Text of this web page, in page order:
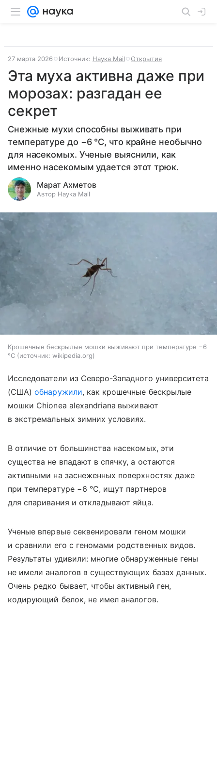
27 марта 2026 Источник: Наука Mail Открытия
Эта муха активна даже при
морозах: разгадан ее
секрет
Снежные мухи способны выживать при
температуре до −6 °C, что крайне необычно
для насекомых. Ученые выяснили, как
именно насекомым удается этот трюк.
Марат Ахметов
Автор Наука Mail
Крошечные бескрылые мошки выживают при температуре −6
°C
источник: wikipedia.org
Исследователи из Северо-Западного университета
(США)обнаружили, как крошечные бескрылые
мошки Chionea alexandriana выживают
в экстремальных зимних условиях.
В отличие от большинства насекомых, эти
существа не впадают в спячку, а остаются
активными на заснеженных поверхностях даже
при температуре −6 °C, ищут партнеров
для спаривания и откладывают яйца.
Ученые впервые секвенировали геном мошки
и сравнили его с геномами родственных видов.
Результаты удивили: многие обнаруженные гены
не имели аналогов в существующих базах данных.
Очень редко бывает, чтобы активный ген,
кодирующий белок, не имел аналогов.